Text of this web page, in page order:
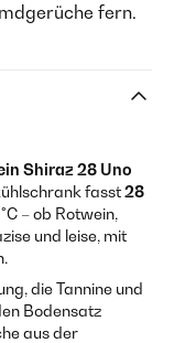
fern.
Shiraz 28 Uno
fasst28
– ob Rotwein,
und leise, mit
die Tannine und
Bodensatz
aus der